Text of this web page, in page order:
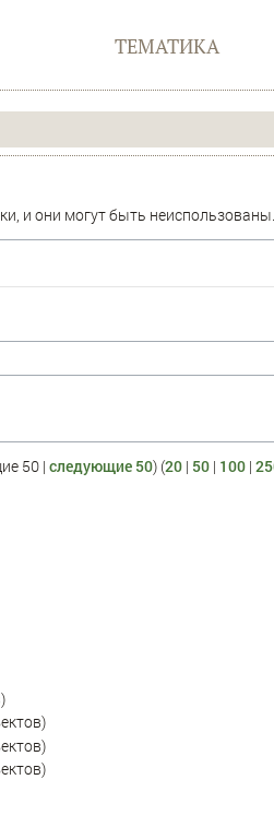
ТЕМАТИКА
и они могут быть
50 | следующие 50) (20 | 50 | 100 |